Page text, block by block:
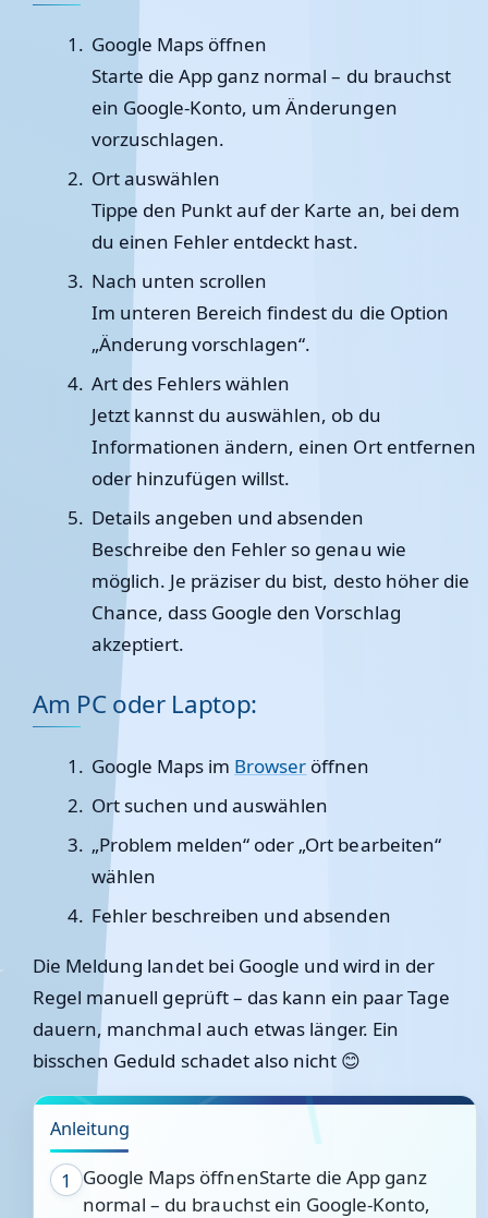
Google Maps öffnen
Starte die App ganz normal – du brauchst
ein Google-Konto, um Änderungen
vorzuschlagen.
Ort auswählen
Tippe den Punkt auf der Karte an, bei dem
du einen Fehler entdeckt hast.
Nach unten scrollen
Im unteren Bereich findest du die Option
„Änderung vorschlagen“.
Art des Fehlers wählen
Jetzt kannst du auswählen, ob du
Informationen ändern, einen Ort entfernen
oder hinzufügen willst.
Details angeben und absenden
Beschreibe den Fehler so genau wie
möglich. Je präziser du bist, desto höher die
Chance, dass Google den Vorschlag
akzeptiert.
Am PC oder Laptop:
Google Maps im Browser öffnen
Ort suchen und auswählen
„Problem melden“ oder „Ort bearbeiten“
wählen
Fehler beschreiben und absenden
Die Meldung landet bei Google und wird in der
Regel manuell geprüft – das kann ein paar Tage
dauern, manchmal auch etwas länger. Ein
bisschen Geduld schadet also nicht 😊
Anleitung
1
Google Maps öffnenStarte die App ganz
normal – du brauchst ein Google-Konto,